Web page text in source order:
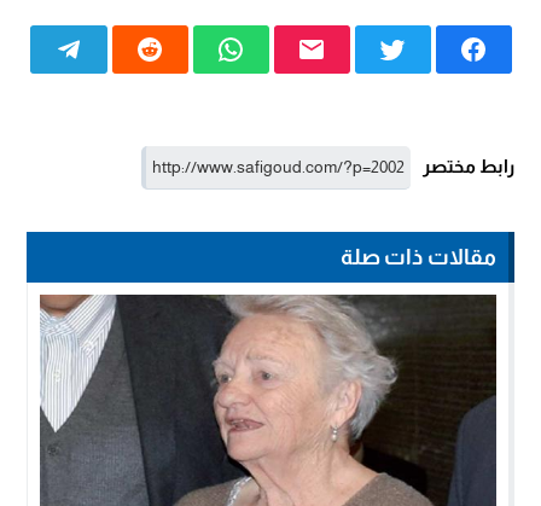
رابط مختصر
مقالات ذات صلة